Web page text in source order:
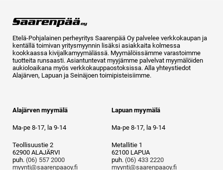
Etelä-Pohjalainen perheyritys Saarenpää Oy palvelee verkkokaupan ja
kentällä toimivan yritysmyynnin lisäksi asiakkaita kolmessa
kookkaassa kivijalkamyymälässä. Myymälöissämme varastoimme
tuotteita runsaasti. Asiantuntevat myyjämme palvelvat myymälöiden
aukioloaikana myös verkkokauppaostoksissa. Alla yhteystiedot
Alajärven, Lapuan ja Seinäjoen toimipisteisiimme.
Alajärven myymälä
Ma-pe 8-17, la 9-14
Teollisuustie 2
62900 ALAJÄRVI
puh. (06) 557 2000
myynti@saarenpaaoy.fi
Lapuan myymälä
Ma-pe 8-17, la 9-14
Metallitie 1
62100 LAPUA
puh. (06) 433 2220
myynti@saarenpaaoy.fi